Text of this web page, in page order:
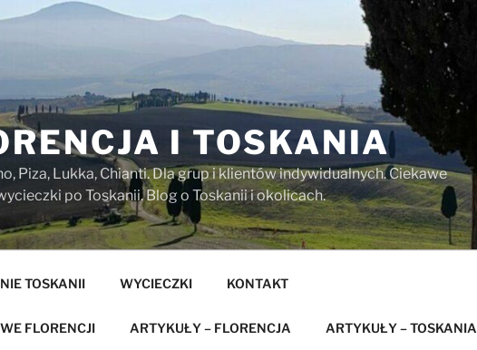
I TOSKANIA
Piza, Lukka, Chianti. Dla grup i klientów indywidualnych. Ciekawe
po Toskanii. Blog o Toskanii i okolicach.
TOSKANII WYCIECZKI KONTAKT
FLORENCJI ARTYKUŁY – FLORENCJA ARTYKUŁY – TOSKANIA